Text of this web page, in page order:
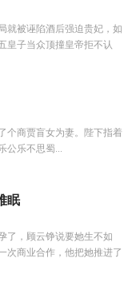
就被诬陷酒后强迫贵妃，如
皇子当众顶撞皇帝拒不认
个商贾盲女为妻。陛下指着
公乐不思蜀...
眠
了，顾云铮说要她生不如
次商业合作，他把她推进了